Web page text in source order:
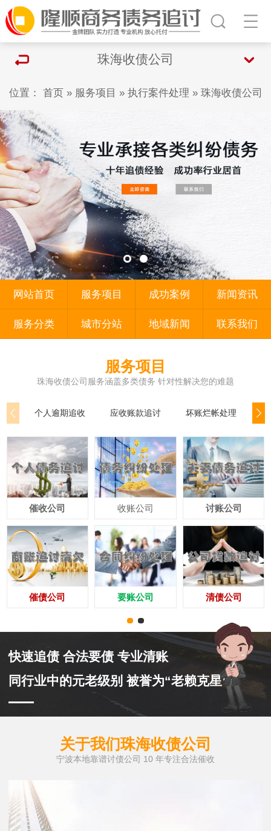
珠海收债公司
位置： 首页» 服务项目 » 执行案件处理 » 珠海收债公司
网站首页 服务项目 成功案例 新闻资讯
服务分类 城市分站 地域新闻 联系我们
服务项目
珠海收债公司服务涵盖多类债务 针对性解决您的难题
个人逾期追收 应收账款追讨 坏账烂帐处理
催收公司
催债公司
收账公司
要账公司
讨账公司
清债公司
快速追债 合法要债 专业清账
同行业中的元老级别 被誉为“老赖克星”
关于我们珠海收债公司
宁波本地靠谱讨债公司 10 年专注合法催收